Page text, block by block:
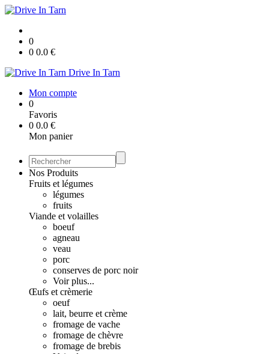
0
0 0.0 €
Drive In Tarn
Mon compte
0
Favoris
0 0.0 €
Mon panier
Nos Produits
Fruits et légumes
légumes
fruits
Viande et volailles
boeuf
agneau
veau
porc
conserves de porc noir
Voir plus...
Œufs et crèmerie
oeuf
lait, beurre et crème
fromage de vache
fromage de chèvre
fromage de brebis